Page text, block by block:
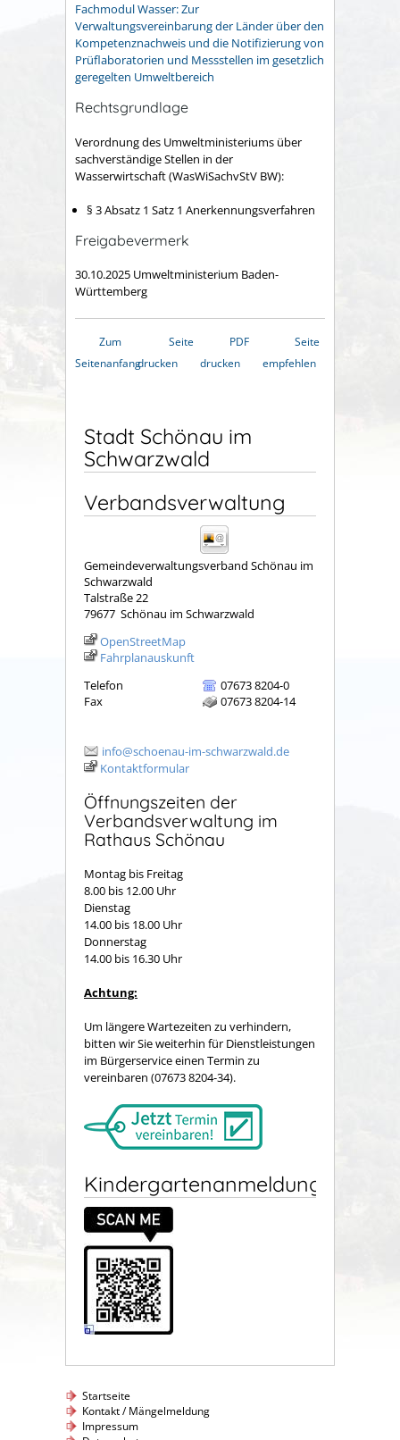
Fachmodul Wasser: Zur
Verwaltungsvereinbarung der Länder über den
Kompetenznachweis und die Notifizierung von
Prüflaboratorien und Messstellen im gesetzlich
geregelten Umweltbereich
Rechtsgrundlage
Verordnung des Umweltministeriums über
sachverständige Stellen in der
Wasserwirtschaft (WasWiSachvStV BW):
§ 3 Absatz 1 Satz 1 Anerkennungsverfahren
Freigabevermerk
30.10.2025 Umweltministerium Baden-
Württemberg
Zum
Seitenanfang
Seite
drucken
PDF
drucken
Seite
empfehlen
Stadt Schönau im
Schwarzwald
Verbandsverwaltung
Gemeindeverwaltungsverband Schönau im
Schwarzwald
Talstraße 22
79677 Schönau im Schwarzwald
OpenStreetMap
Fahrplanauskunft
Telefon
07673 8204-0
Fax
07673 8204-14
info@schoenau-im-schwarzwald.de
Kontaktformular
Öffnungszeiten der
Verbandsverwaltung im
Rathaus Schönau
Montag bis Freitag
8.00 bis 12.00 Uhr
Dienstag
14.00 bis 18.00 Uhr
Donnerstag
14.00 bis 16.30 Uhr
Achtung:
Um längere Wartezeiten zu verhindern,
bitten wir Sie weiterhin für Dienstleistungen
im Bürgerservice einen Termin zu
vereinbaren (07673 8204-34).
Kindergartenanmeldung
Startseite
Kontakt / Mängelmeldung
Impressum